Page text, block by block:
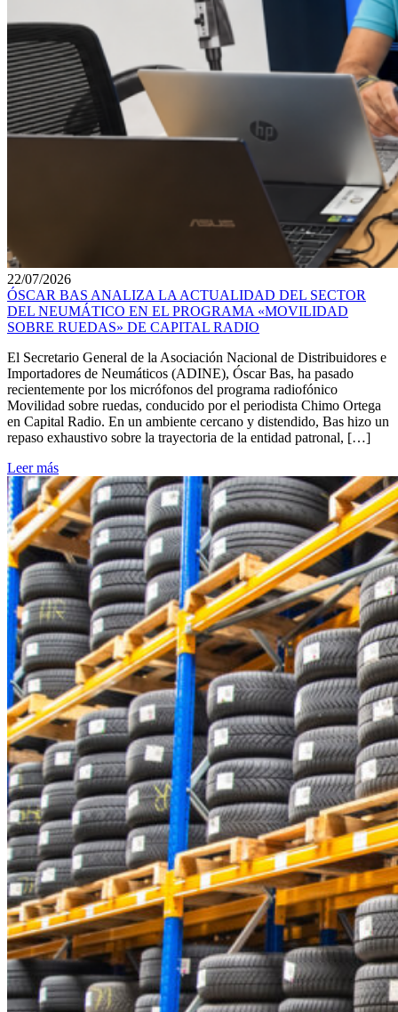
22/07/2026
ÓSCAR BAS ANALIZA LA ACTUALIDAD DEL SECTOR
DEL NEUMÁTICO EN EL PROGRAMA «MOVILIDAD
SOBRE RUEDAS» DE CAPITAL RADIO
El Secretario General de la Asociación Nacional de Distribuidores e
Importadores de Neumáticos (ADINE), Óscar Bas, ha pasado
recientemente por los micrófonos del programa radiofónico
Movilidad sobre ruedas, conducido por el periodista Chimo Ortega
en Capital Radio. En un ambiente cercano y distendido, Bas hizo un
repaso exhaustivo sobre la trayectoria de la entidad patronal, […]
Leer más